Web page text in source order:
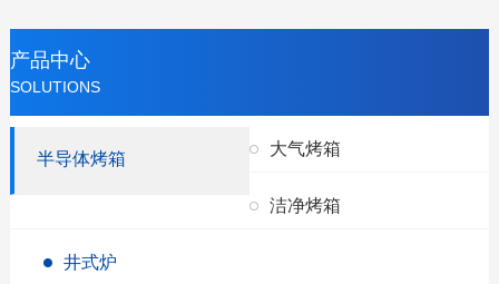
产品中心
SOLUTIONS
半导体烤箱
大气烤箱
洁净烤箱
井式炉